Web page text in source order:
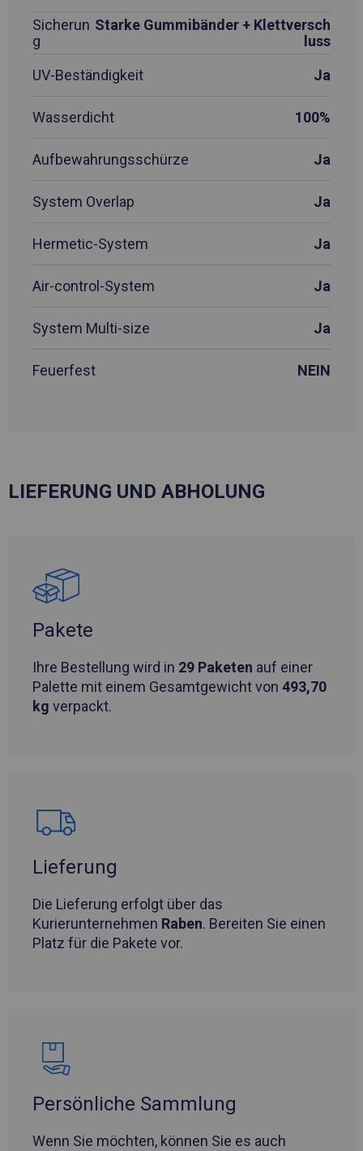
Sicherun
g
Starke Gummibänder + Klettversch
luss
UV-Beständigkeit
Ja
Wasserdicht 100%
Aufbewahrungsschürze Ja
System Overlap Ja
Hermetic-System Ja
Air-control-System Ja
System Multi-size Ja
Feuerfest NEIN
LIEFERUNG UND ABHOLUNG
Pakete
Ihre Bestellung wird in 29 Paketen auf einer
Palette mit einem Gesamtgewicht von 493,70
kg verpackt.
Lieferung
Die Lieferung erfolgt über das
Kurierunternehmen Raben. Bereiten Sie einen
Platz für die Pakete vor.
Persönliche Sammlung
Wenn Sie möchten, können Sie es auch